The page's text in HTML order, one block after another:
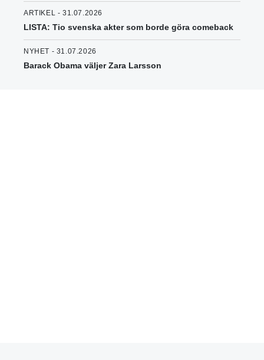
ARTIKEL - 31.07.2026
LISTA: Tio svenska akter som borde göra comeback
NYHET - 31.07.2026
Barack Obama väljer Zara Larsson